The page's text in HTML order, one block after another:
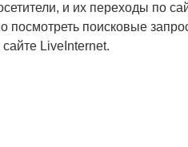
и их переходы по
поисковые
LiveInternet.